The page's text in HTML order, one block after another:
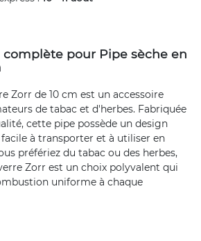
complète pour Pipe sèche en
Zorr de 10 cm est un accessoire
de tabac et d'herbes. Fabriquée
cette pipe possède un design
à transporter et à utiliser en
préfériez du tabac ou des herbes,
Zorr est un choix polyvalent qui
uniforme à chaque